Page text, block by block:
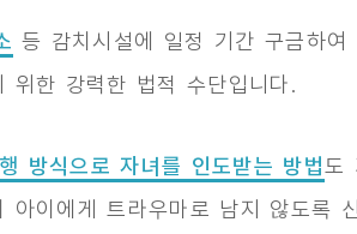
등 감치시설에 일정 기간 구금하
위한 강력한 법적 수단입니다.
방식으로 자녀를 인도받는 방법도
이에게 트라우마로 남지 않도록